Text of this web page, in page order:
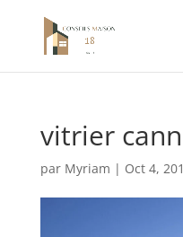
vitrier
par Myriam | Oct 4,